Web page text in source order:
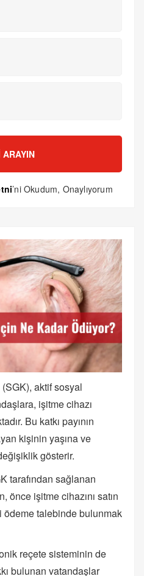
ARAYIN
’ni Okudum, Onaylıyorum
aktif sosyal
işitme cihazı
Bu katkı payının
kişinin yaşına ve
gösterir.
tarafından sağlanan
önce işitme cihazını satın
talebinde bulunmak
reçete sisteminin de
bulunan vatandaşlar